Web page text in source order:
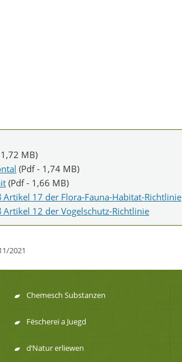
MB)
(Pdf - 1,74 MB)
(Pdf - 1,66 MB)
17 der Flora-Fauna-Habitat-Richtlinie
12 der Vogelschutz-Richtlinie
2021
Chemesch Substanzen
Fëscherei a Juegd
d’Natur erliewen